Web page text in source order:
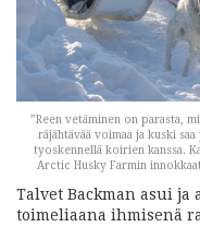
”Reen vetäminen on parasta,
räjähtävää voimaa ja kuski
tyoskennellä koirien kanssa.
Arctic Husky Farmin
Talvet Backman asui ja
toimeliaana ihmisenä